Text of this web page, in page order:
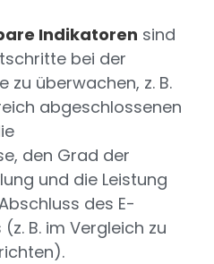
Indikatoren sind
bei der
zu überwachen, z. B.
abgeschlossenen
den Grad der
und die Leistung
des E-
B. im Vergleich zu